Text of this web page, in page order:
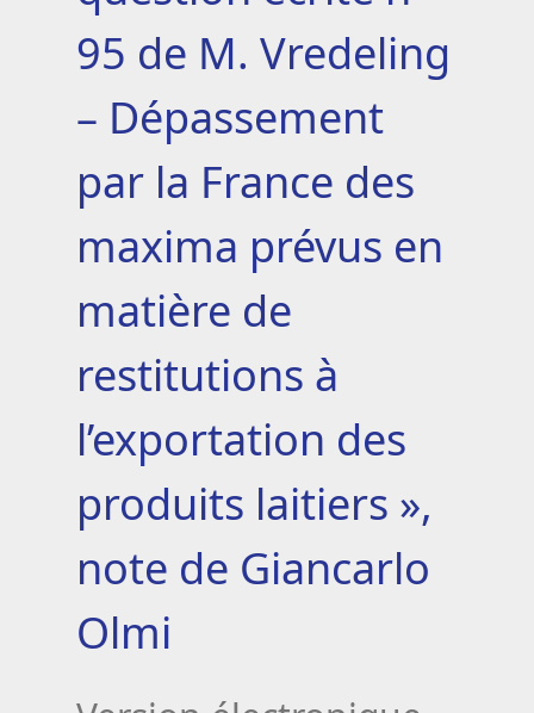
95 de M. Vredeling
– Dépassement
par la France des
maxima prévus en
matière de
restitutions à
l’exportation des
produits laitiers »,
note de Giancarlo
Olmi